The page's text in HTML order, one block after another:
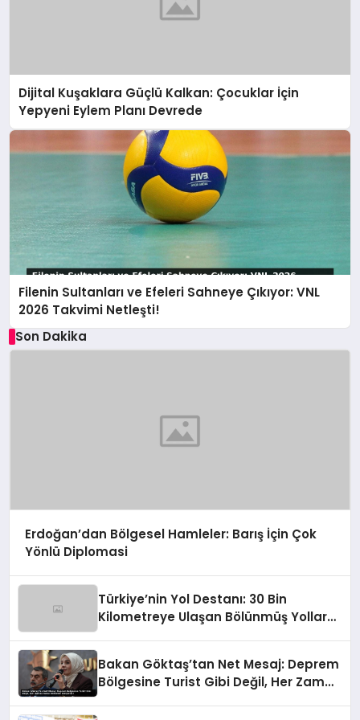
Dijital Kuşaklara Güçlü Kalkan: Çocuklar İçin
Yepyeni Eylem Planı Devrede
Filenin Sultanları ve Efeleri Sahneye Çıkıyor: VNL
2026 Takvimi Netleşti!
Son Dakika
Erdoğan’dan Bölgesel Hamleler: Barış İçin Çok
Yönlü Diplomasi
Türkiye’nin Yol Destanı: 30 Bin
Kilometreye Ulaşan Bölünmüş Yollar
Bakan Göktaş’tan Net Mesaj: Deprem
Bölgesine Turist Gibi Değil, Her Zaman